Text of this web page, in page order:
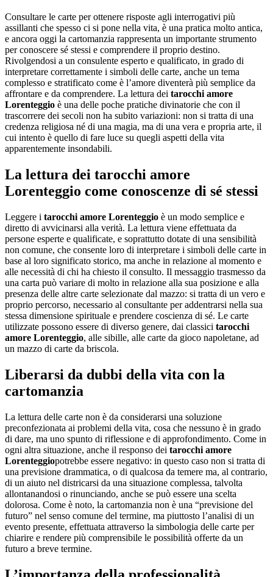
Consultare le carte per ottenere risposte agli interrogativi più
assillanti che spesso ci si pone nella vita, è una pratica molto antica,
e ancora oggi la cartomanzia rappresenta un importante strumento
per conoscere sé stessi e comprendere il proprio destino.
Rivolgendosi a un consulente esperto e qualificato, in grado di
interpretare correttamente i simboli delle carte, anche un tema
complesso e stratificato come è l’amore diventerà più semplice da
affrontare e da comprendere. La lettura dei tarocchi amore
Lorenteggio è una delle poche pratiche divinatorie che con il
trascorrere dei secoli non ha subito variazioni: non si tratta di una
credenza religiosa né di una magia, ma di una vera e propria arte, il
cui intento è quello di fare luce su quegli aspetti della vita
apparentemente insondabili.
La lettura dei tarocchi amore
Lorenteggio come conoscenze di sé stessi
Leggere i tarocchi amore Lorenteggio è un modo semplice e
diretto di avvicinarsi alla verità. La lettura viene effettuata da
persone esperte e qualificate, e soprattutto dotate di una sensibilità
non comune, che consente loro di interpretare i simboli delle carte in
base al loro significato storico, ma anche in relazione al momento e
alle necessità di chi ha chiesto il consulto. Il messaggio trasmesso da
una carta può variare di molto in relazione alla sua posizione e alla
presenza delle altre carte selezionate dal mazzo: si tratta di un vero e
proprio percorso, necessario al consultante per addentrarsi nella sua
stessa dimensione spirituale e prendere coscienza di sé. Le carte
utilizzate possono essere di diverso genere, dai classici tarocchi
amore Lorenteggio, alle sibille, alle carte da gioco napoletane, ad
un mazzo di carte da briscola.
Liberarsi da dubbi della vita con la
cartomanzia
La lettura delle carte non è da considerarsi una soluzione
preconfezionata ai problemi della vita, cosa che nessuno è in grado
di dare, ma uno spunto di riflessione e di approfondimento. Come in
ogni altra situazione, anche il responso dei tarocchi amore
Lorenteggiopotrebbe essere negativo: in questo caso non si tratta di
una previsione drammatica, o di qualcosa da temere ma, al contrario,
di un aiuto nel districarsi da una situazione complessa, talvolta
allontanandosi o rinunciando, anche se può essere una scelta
dolorosa. Come è noto, la cartomanzia non è una “previsione del
futuro” nel senso comune del termine, ma piuttosto l’analisi di un
evento presente, effettuata attraverso la simbologia delle carte per
chiarire e rendere più comprensibile le possibilità offerte da un
futuro a breve termine.